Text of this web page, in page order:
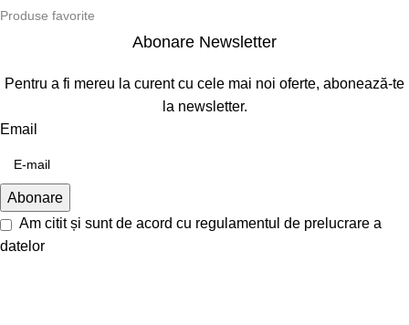
Produse favorite
Abonare Newsletter
Pentru a fi mereu la curent cu cele mai noi oferte, abonează-te
la newsletter.
Email
Am citit și sunt de acord cu regulamentul de prelucrare a
datelor